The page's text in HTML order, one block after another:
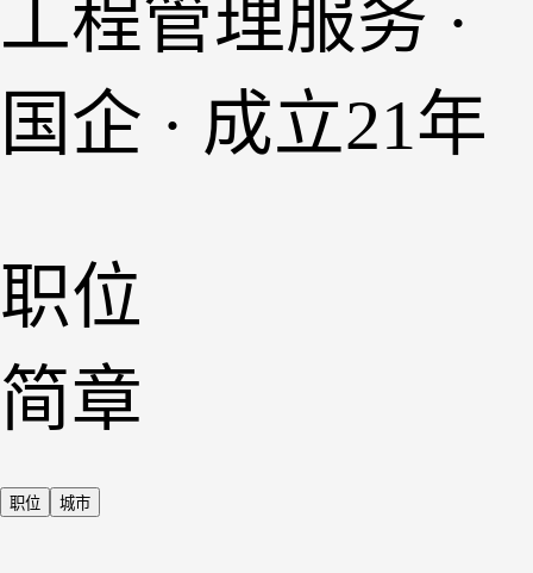
工程管理服务 ·
国企 · 成立21年
职位
简章
职位 城市